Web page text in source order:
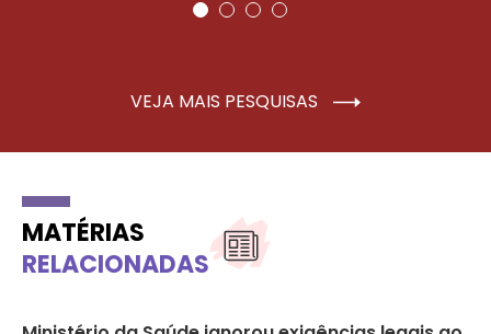
VEJA MAIS PESQUISAS
MATÉRIAS
RELACIONADAS